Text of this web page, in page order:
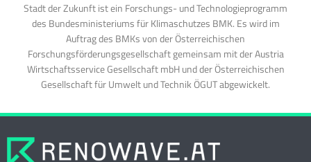
Stadt der Zukunft ist ein Forschungs- und Technologieprogramm
des Bundesministeriums für Klimaschutzes BMK. Es wird im
Auftrag des BMKs von der Österreichischen
Forschungsförderungsgesellschaft gemeinsam mit der Austria
Wirtschaftsservice Gesellschaft mbH und der Österreichischen
Gesellschaft für Umwelt und Technik ÖGUT abgewickelt.